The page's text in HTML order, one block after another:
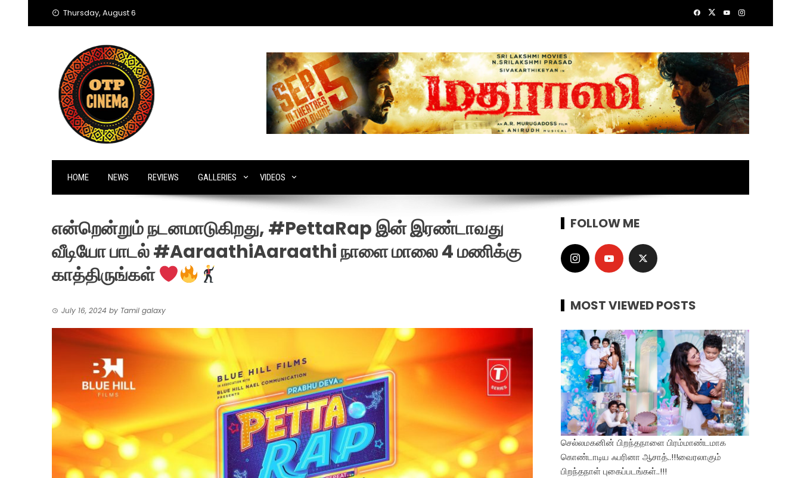
Thursday, August 6
HOME NEWS REVIEWS GALLERIES VIDEOS
என்றென்றும் நடனமாடுகிறது, #PettaRap இன் இரண்டாவது
வீடியோ பாடல் #AaraathiAaraathi நாளை மாலை 4 மணிக்கு
காத்திருங்கள்
July 16, 2024 by Tamil galaxy
FOLLOW ME
MOST VIEWED POSTS
செல்லமகனின் பிறந்தநாளை பிரம்மாண்டமாக
கொண்டாடிய ஃபரினா ஆசாத்..!!!வைரலாகும்
பிறந்தநாள் புகைப்படங்கள்..!!!